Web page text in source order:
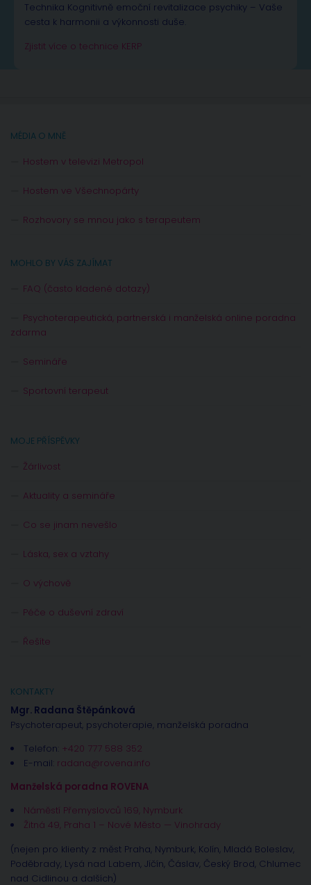
Technika Kognitivně emoční revitalizace psychiky – Vaše
cesta k harmonii a výkonnosti duše.
Zjistit více o technice KERP
MÉDIA O MNĚ
Hostem v televizi Metropol
Hostem ve Všechnopárty
Rozhovory se mnou jako s terapeutem
MOHLO BY VÁS ZAJÍMAT
FAQ (často kladené dotazy)
Psychoterapeutická, partnerská i manželská online poradna
zdarma
Semináře
Sportovní terapeut
MOJE PŘÍSPĚVKY
Žárlivost
Aktuality a semináře
Co se jinam nevešlo
Láska, sex a vztahy
O výchově
Péče o duševní zdraví
Řešíte
KONTAKTY
Mgr. Radana Štěpánková
Psychoterapeut, psychoterapie, manželská poradna
Telefon: +420 777 588 352
E-mail: radana@rovena.info
Manželská poradna ROVENA
Náměstí Přemyslovců 169, Nymburk
Žitná 49, Praha 1 – Nové Město — Vinohrady
(nejen pro klienty z měst Praha, Nymburk, Kolín, Mladá Boleslav,
Poděbrady, Lysá nad Labem, Jíčín, Čáslav, Český Brod, Chlumec
nad Cidlinou a dalších)